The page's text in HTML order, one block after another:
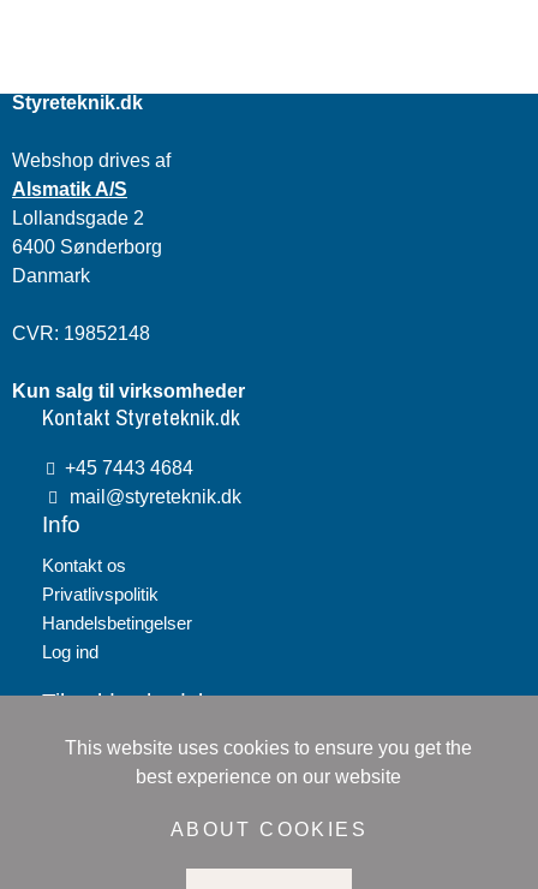
Styreteknik.dk
Webshop drives af
Alsmatik A/S
Lollandsgade 2
6400 Sønderborg
Danmark
CVR: 19852148
Kun salg til virksomheder
Kontakt Styreteknik.dk
+45 7443 4684
mail@styreteknik.dk
Info
Kontakt os
Privatlivspolitik
Handelsbetingelser
Log ind
Tilmeld nyhedsbrev
Tilmeld
Jeg acceptererpersondatapolitikken
This website uses cookies to ensure you get the
best experience on our website
ABOUT COOKIES